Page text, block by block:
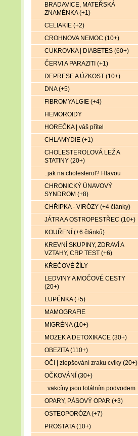
BRADAVICE, MATEŘSKÁ
ZNAMÉNKA (+1)
CELIAKIE (+2)
CROHNOVA NEMOC (10+)
CUKROVKA | DIABETES (60+)
ČERVI A PARAZITI (+1)
DEPRESE A ÚZKOST (10+)
DNA (+5)
FIBROMYALGIE (+4)
HEMOROIDY
HOREČKA | váš přítel
CHLAMYDIE (+1)
CHOLESTEROLOVÁ LEŽ A
STATINY (20+)
..jak na cholesterol? Hlavou
CHRONICKÝ ÚNAVOVÝ
SYNDROM (+8)
CHŘIPKA - VIRÓZY (+4 články)
JÁTRA A OSTROPESTŘEC (10+)
KOUŘENÍ (+6 článků)
KREVNÍ SKUPINY, ZDRAVÍ A
VZTAHY, CRP TEST (+6)
KŘEČOVÉ ŽÍLY
LEDVINY A MOČOVÉ CESTY
(20+)
LUPÉNKA (+5)
MAMOGRAFIE
MIGRÉNA (10+)
MOZEK A DETOXIKACE (30+)
OBEZITA (110+)
OČI | zlepšování zraku cviky (20+)
OČKOVÁNÍ (30+)
..vakcíny jsou totálním podvodem
OPARY, PÁSOVÝ OPAR (+3)
OSTEOPORÓZA (+7)
PROSTATA (10+)